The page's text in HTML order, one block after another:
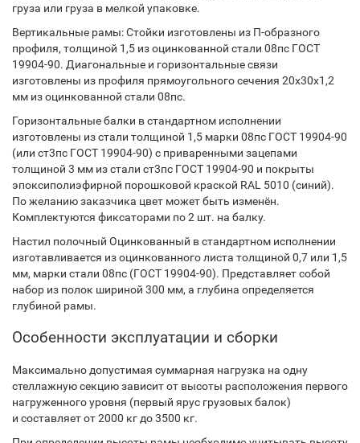
груза или груза в мелкой упаковке.
Вертикальные рамы: Стойки изготовлены из П-образного
профиля, толщиной 1,5 из оцинкованной стали 08пс ГОСТ
19904-90. Диагональные и горизонтальные связи
изготовлены из профиля прямоугольного сечения 20х30х1,2
мм из оцинкованной стали 08пс.
Горизонтальные балки в стандартном исполнении
изготовлены из стали толщиной 1,5 марки 08пс ГОСТ 19904-90
(или ст3пс ГОСТ 19904-90) с приваренными зацепами
толщиной 3 мм из стали ст3пс ГОСТ 19904-90 и покрыты
эпоксиполиэфирной порошковой краской RAL 5010 (синий).
По желанию заказчика цвет может быть изменён.
Комплектуются фиксаторами по 2 шт. на балку.
Настил полочный Оцинкованный в стандартном исполнении
изготавливается из оцинкованного листа толщиной 0,7 или 1,5
мм, марки стали 08пс (ГОСТ 19904-90). Представляет собой
набор из полок шириной 300 мм, а глубина определяется
глубиной рамы.
Особенности эксплуатации и сборки
Максимально допустимая суммарная нагрузка на одну
стеллажную секцию зависит от высоты расположения первого
нагруженного уровня (первый ярус грузовых балок)
и составляет от 2000 кг до 3500 кг.